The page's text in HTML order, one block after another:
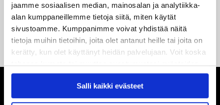
jaamme sosiaalisen median, mainosalan ja analytiikka-
alan kumppaneillemme tietoja siitä, miten käytät
sivustoamme. Kumppanimme voivat yhdistää näitä
tietoja muihin tietoihin, joita olet antanut heille tai joita on
kerätty, kun olet käyttänyt heidän palvelujaan. Voit koska
tahansa kumota tai muuttaa suostumustasi evästeiden
käytöstäEvästeet-sivultamme.
Salli kaikki evästeet
18.05.2026
Jaatinen ja Liljamo jatkosopimuksiin – JYPin ja KeuPa HT:n
yhteistyö jatkuu